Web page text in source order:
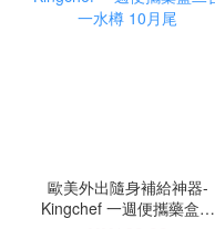
歐美外出隨身補給神器-
Kingchef 一週便攜藥盒二